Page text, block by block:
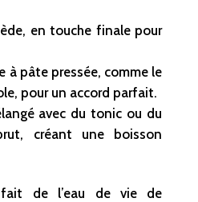
en touche finale pour
à pâte pressée, comme le
pour un accord parfait.
avec du tonic ou du
créant une boisson
fait de l’eau de vie de